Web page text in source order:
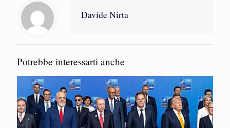
Davide Nirta
Potrebbe interessarti anche